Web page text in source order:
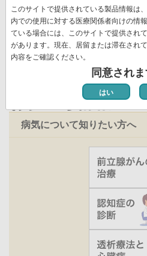
ー
ジ
ジ
ジ
ジ
ジ
ー
ジ
ペ
ー
ジ
新着情報一覧
お役立ち情報
病気について知りたい方へ
このサイトで提供されている製品情報は
内での使用に対する医療関係者向けの情
ている場合には、このサイトで提供され
があります。現在、居留または滞在され
内容をご確認ください。
同意され
はい